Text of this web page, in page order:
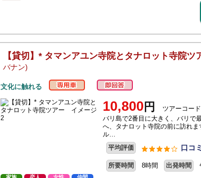
【貸切】* タマンアユン寺院とタナロット寺院
バナン)
文化に触れる
10,800 円
ツアーコー
バリ島で2番目に大きく、バリで
へ、タナロット寺院の前に訪れ
ル…
平均評価
口コ
所要時間 8時間 出発時間